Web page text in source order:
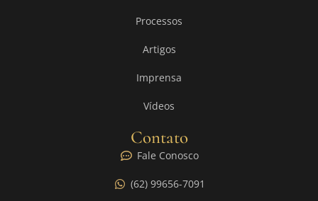
Processos
Artigos
Imprensa
Vídeos
Contato
Fale Conosco
(62) 99656-7091